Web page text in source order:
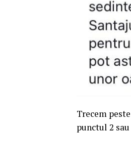
Trecem
punctul 2